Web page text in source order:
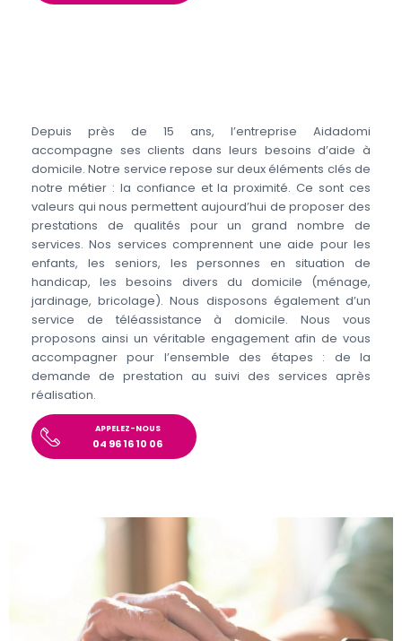
Depuis près de 15 ans, l’entreprise Aidadomi
accompagne ses clients dans leurs besoins d’aide à
domicile. Notre service repose sur deux éléments clés de
notre métier : la confiance et la proximité. Ce sont ces
valeurs qui nous permettent aujourd’hui de proposer des
prestations de qualités pour un grand nombre de
services. Nos services comprennent une aide pour les
enfants, les seniors, les personnes en situation de
handicap, les besoins divers du domicile (ménage,
jardinage, bricolage). Nous disposons également d’un
service de téléassistance à domicile. Nous vous
proposons ainsi un véritable engagement afin de vous
accompagner pour l’ensemble des étapes : de la
demande de prestation au suivi des services après
réalisation.
APPELEZ-NOUS
04 96 16 10 06